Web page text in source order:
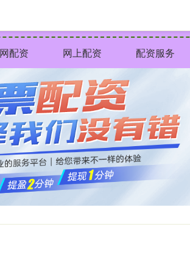
配资 网上配资 配资服务